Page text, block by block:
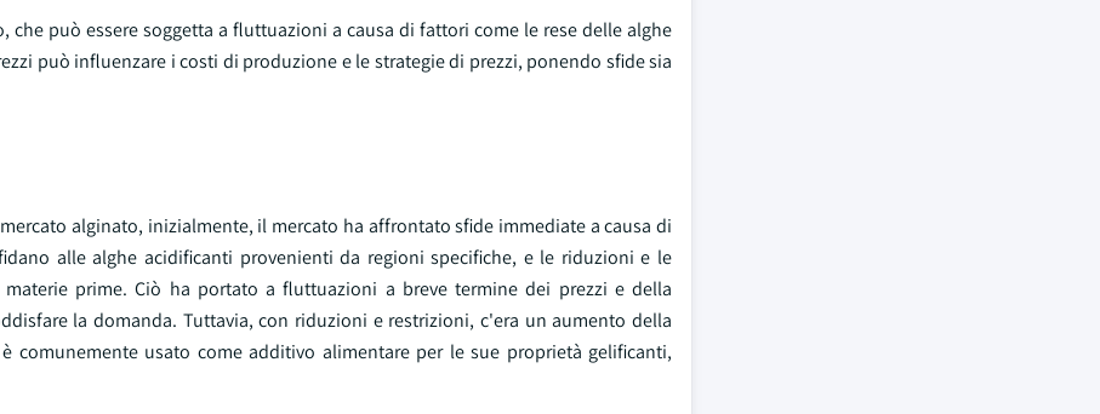
può essere soggetta a fluttuazioni a causa di fattori come le rese delle alghe
può influenzare i costi di produzione e le strategie di prezzi, ponendo sfide sia
alginato, inizialmente, il mercato ha affrontato sfide immediate a causa di
alle alghe acidificanti provenienti da regioni specifiche, e le riduzioni e le
prime. Ciò ha portato a fluttuazioni a breve termine dei prezzi e della
la domanda. Tuttavia, con riduzioni e restrizioni, c'era un aumento della
usato come additivo alimentare per le sue proprietà gelificanti,